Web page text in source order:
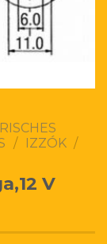
/ IZZÓK /
V